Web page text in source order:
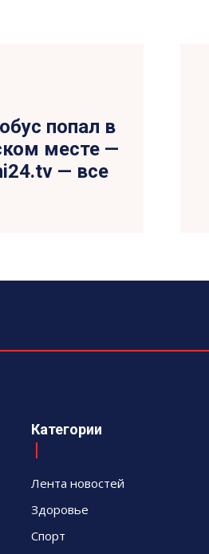
попал в
месте —
— все
Категории
Лента новостей
Здоровье
Спорт